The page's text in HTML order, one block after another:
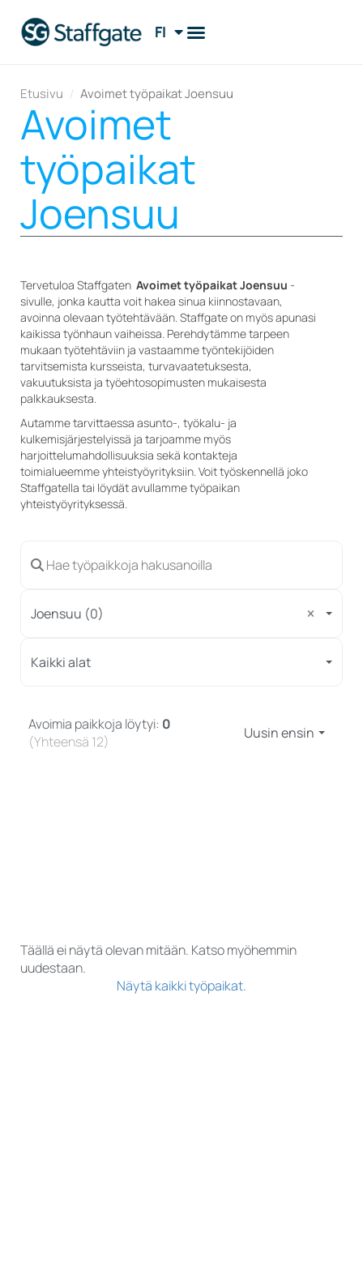
FI
EN
Etusivu / Avoimet työpaikat Joensuu
Avoimet
työpaikat
Joensuu
Tervetuloa Staffgaten Avoimet työpaikat Joensuu -
sivulle, jonka kautta voit hakea sinua kiinnostavaan,
avoinna olevaan työtehtävään. Staffgate on myös apunasi
kaikissa työnhaun vaiheissa. Perehdytämme tarpeen
mukaan työtehtäviin ja vastaamme työntekijöiden
tarvitsemista kursseista, turvavaatetuksesta,
vakuutuksista ja työehtosopimusten mukaisesta
palkkauksesta.
Autamme tarvittaessa asunto-, työkalu- ja
kulkemisjärjestelyissä ja tarjoamme myös
harjoittelumahdollisuuksia sekä kontakteja
toimialueemme yhteistyöyrityksiin. Voit työskennellä joko
Staffgatella tai löydät avullamme työpaikan
yhteistyöyrityksessä.
Joensuu (0)
Kaikki alat
Avoimia paikkoja löytyi: 0
(Yhteensä 12)
Uusin ensin
Täällä ei näytä olevan mitään. Katso myöhemmin
uudestaan.
Näytä kaikki työpaikat.